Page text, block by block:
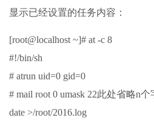
显示已经设置的任务内容：
[root@localhost ~]# at -c 8
#!/bin/sh
# atrun uid=0 gid=0
# mail root 0 umask 22此处省略n个
date >/root/2016.log